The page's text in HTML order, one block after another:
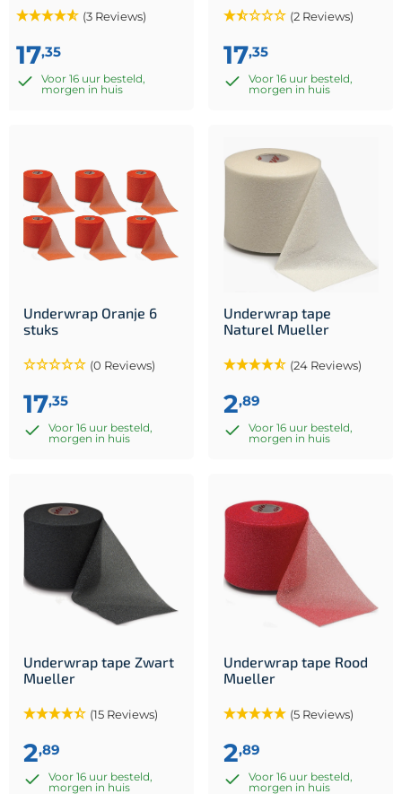
(3 Reviews)
17,35
Voor 16 uur besteld,
morgen in huis
(2 Reviews)
17,35
Voor 16 uur besteld,
morgen in huis
Underwrap Oranje 6
stuks
(0 Reviews)
17,35
Voor 16 uur besteld,
morgen in huis
Underwrap tape
Naturel Mueller
(24 Reviews)
2,89
Voor 16 uur besteld,
morgen in huis
Underwrap tape Zwart
Mueller
(15 Reviews)
2,89
Voor 16 uur besteld,
morgen in huis
Underwrap tape Rood
Mueller
(5 Reviews)
2,89
Voor 16 uur besteld,
morgen in huis